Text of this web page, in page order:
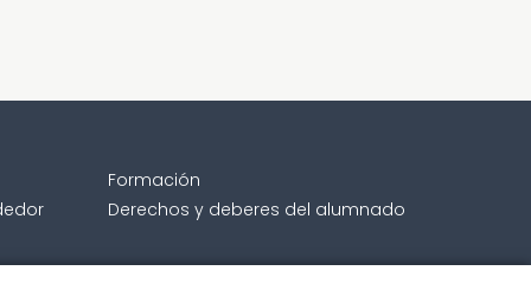
Formación
Derechos y deberes del alumnado